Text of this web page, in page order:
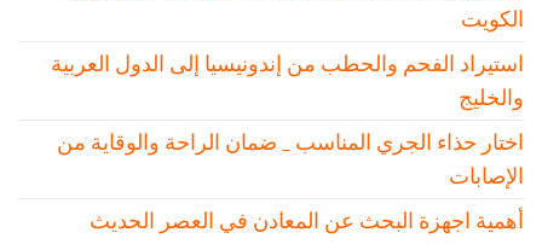
الكويت
استيراد الفحم والحطب من إندونيسيا إلى الدول العربية
والخليج
اختار حذاء الجري المناسب _ ضمان الراحة والوقاية من
الإصابات
أهمية اجهزة البحث عن المعادن في العصر الحديث